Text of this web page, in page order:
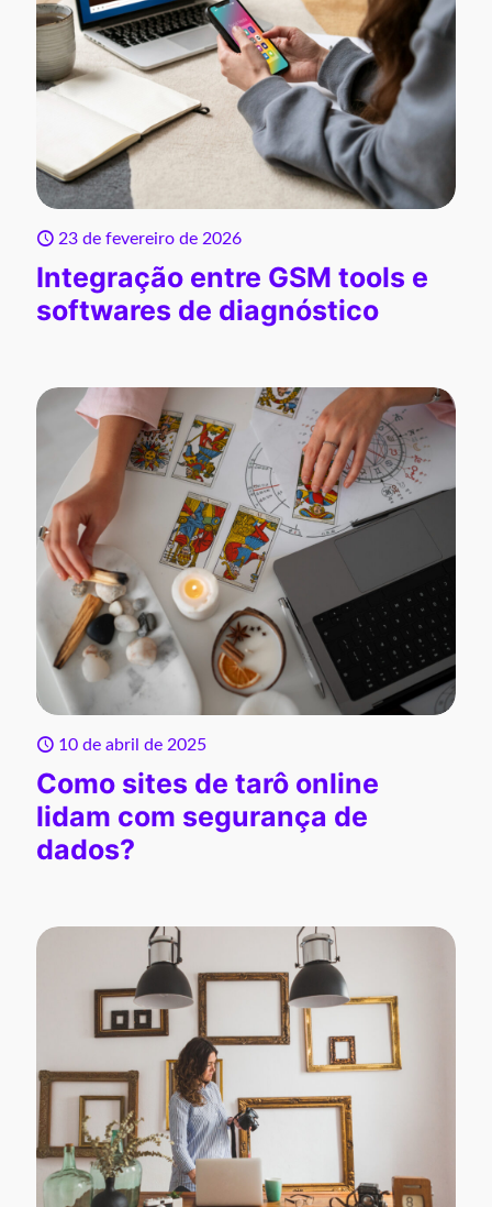
23 de fevereiro de 2026
Integração entre GSM tools e
softwares de diagnóstico
10 de abril de 2025
Como sites de tarô online
lidam com segurança de
dados?